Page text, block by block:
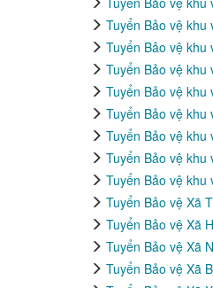
Tuyển Bảo vệ khu
Tuyển Bảo vệ khu
Tuyển Bảo vệ khu
Tuyển Bảo vệ
Tuyển Bảo vệ khu
Tuyển Bảo vệ
Tuyển Bảo vệ khu
Tuyển Bảo vệ
Tuyển Bảo vệ Xã
Tuyển Bảo vệ Xã
Tuyển Bảo vệ Xã
Tuyển Bảo vệ Xã